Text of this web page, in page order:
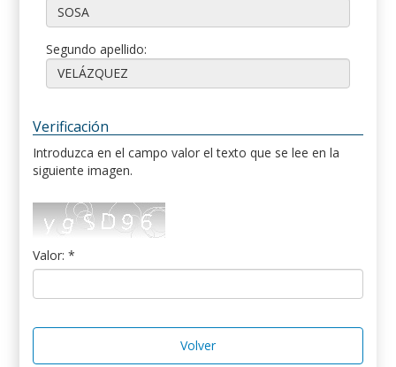
Segundo apellido:
Verificación
Introduzca en el campo valor el texto que se lee en la
siguiente imagen.
Valor: *
Volver